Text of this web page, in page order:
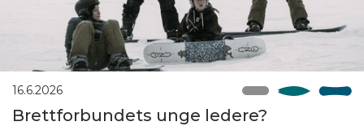
16.6.2026
Brettforbundets unge ledere?